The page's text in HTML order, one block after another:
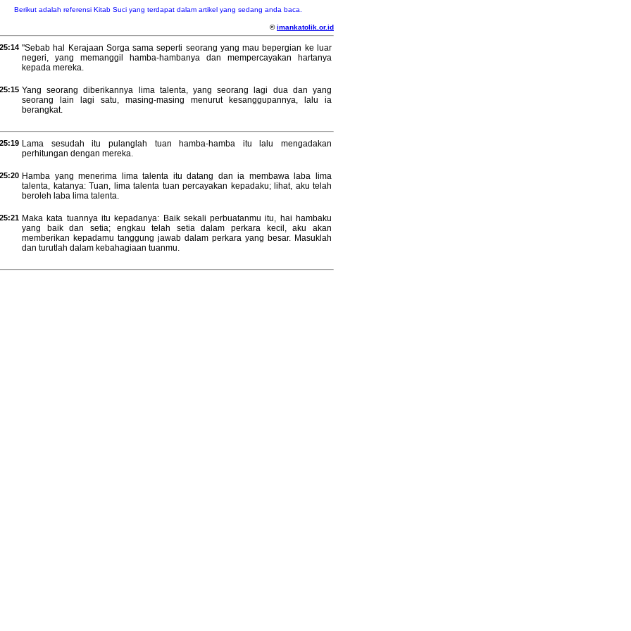
Berikut adalah referensi Kitab Suci yang terdapat dalam artikel yang sedang anda baca.
©imankatolik.or.id
"Sebab hal Kerajaan Sorga sama seperti seorang yang mau bepergian ke luar
negeri, yang memanggil hamba-hambanya dan mempercayakan hartanya
kepada mereka.
Yang seorang diberikannya lima talenta, yang seorang lagi dua dan yang
seorang lain lagi satu, masing-masing menurut kesanggupannya, lalu ia
berangkat.
Lama sesudah itu pulanglah tuan hamba-hamba itu lalu mengadakan
perhitungan dengan mereka.
Hamba yang menerima lima talenta itu datang dan ia membawa laba lima
talenta, katanya: Tuan, lima talenta tuan percayakan kepadaku; lihat, aku telah
beroleh laba lima talenta.
Maka kata tuannya itu kepadanya: Baik sekali perbuatanmu itu, hai hambaku
yang baik dan setia; engkau telah setia dalam perkara kecil, aku akan
memberikan kepadamu tanggung jawab dalam perkara yang besar. Masuklah
dan turutlah dalam kebahagiaan tuanmu.